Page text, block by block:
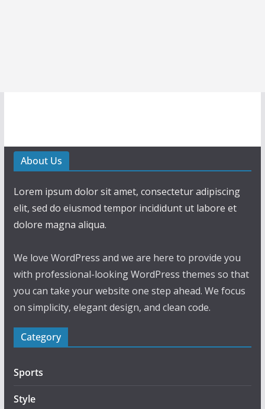
About Us
Lorem ipsum dolor sit amet, consectetur adipiscing
elit, sed do eiusmod tempor incididunt ut labore et
dolore magna aliqua.
We love WordPress and we are here to provide you
with professional-looking WordPress themes so that
you can take your website one step ahead. We focus
on simplicity, elegant design, and clean code.
Category
Sports
Style